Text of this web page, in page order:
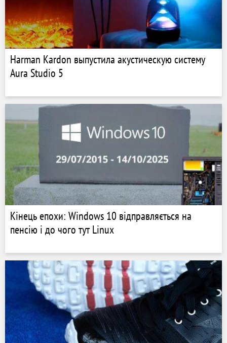
Harman Kardon выпустила акустическую систему
Aura Studio 5
Кінець епохи: Windows 10 відправляється на
пенсію і до чого тут Linux